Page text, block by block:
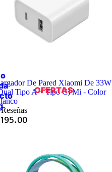
De Pared Xiaomi De 33W
Tipo A + Tipo C) Mi - Color
195.00
OFERTAS